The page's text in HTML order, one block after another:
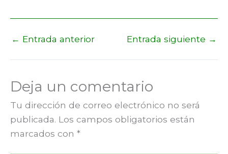
← Entrada anterior Entrada siguiente →
Deja un comentario
Tu dirección de correo electrónico no será
publicada. Los campos obligatorios están
marcados con *